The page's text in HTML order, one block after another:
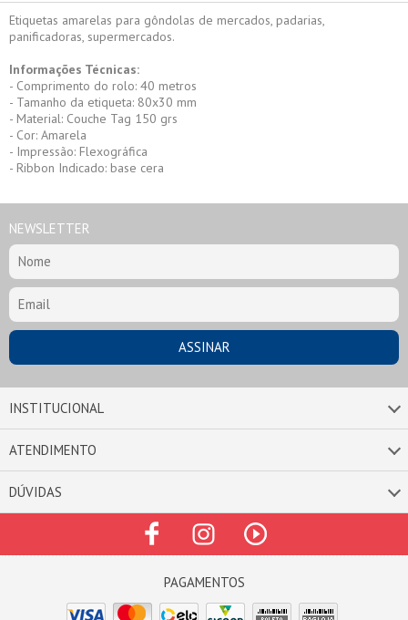
Etiquetas amarelas para gôndolas de mercados, padarias,
panificadoras, supermercados.
Informações Técnicas:
- Comprimento do rolo: 40 metros
- Tamanho da etiqueta: 80x30 mm
- Material: Couche Tag 150 grs
- Cor: Amarela
- Impressão: Flexográfica
- Ribbon Indicado: base cera
NEWSLETTER
INSTITUCIONAL
ATENDIMENTO
DÚVIDAS